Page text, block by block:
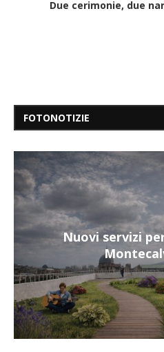
Due cerimonie, due
FOTONOTIZIE
Nuovi servizi